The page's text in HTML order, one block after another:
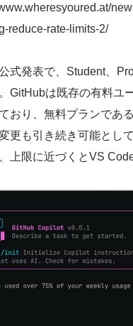
reduce-rate-limits-2/
式発表で、Student、
GitHubは既存の有料ユ
おり、無料プランであ
更も引き続き可能とし
上限に近づくとVS